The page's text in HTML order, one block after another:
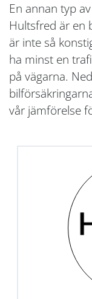
En annan typ
Hultsfred är en
är inte så
ha minst en
på vägarna.
vår jämförelse